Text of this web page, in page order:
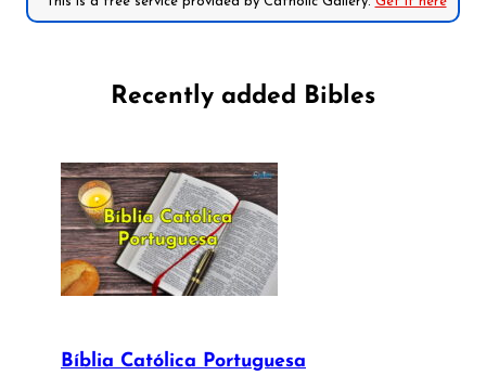
Recently added Bibles
Bíblia Católica Portuguesa